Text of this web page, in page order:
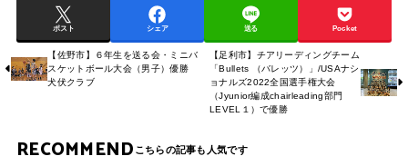
ポスト シェア 送る Pocket
【佐野市】６年生を送る会・ミニバ
スケットボール大会（男子）優勝
犬伏クラブ
【足利市】チアリーディングチーム
「Bullets （バレッツ）」/USAナシ
ョナルズ2022全国選手権大会
（Jyunior編成chairleading部門
LEVEL１）で優勝
RECOMMEND